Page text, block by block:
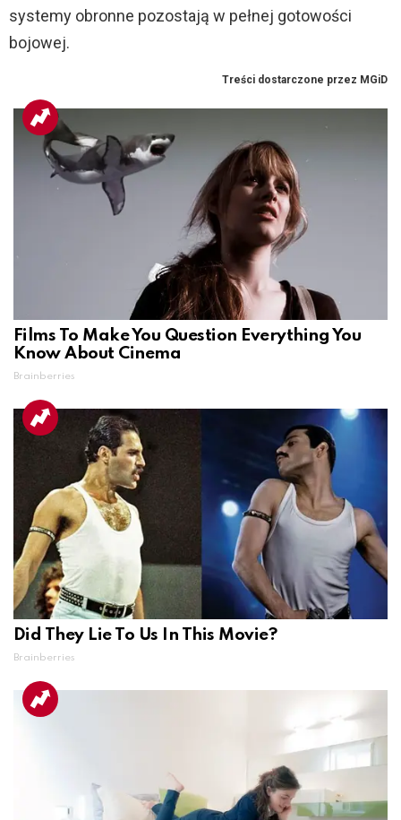
systemy obronne pozostają w pełnej gotowości
bojowej.
Films To Make You Question Everything You
Know About Cinema
Brainberries
Did They Lie To Us In This Movie?
Brainberries